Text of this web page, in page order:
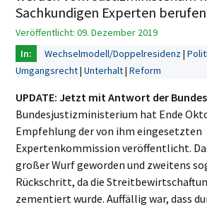
Sachkundigen Experten
Veröffentlicht: 09. Dezember 2019
Wechselmodell/Doppelresidenz
Umgangsrecht Unterhalt Reform
UPDATE: Jetzt mit Antwort der
Bundesjustizministerium hat Ende
Empfehlung der von ihm eingesetzten
Expertenkommission veröffentlicht.
großer Wurf geworden und zweitens
Rückschritt, da die
zementiert wurde. Auffällig war, dass